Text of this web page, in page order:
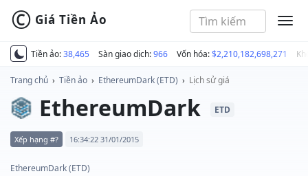
Tiền ảo:38,465 Sàn giao dịch:966 Vốn hóa:$2,210,182,698,271
© Giá Tiền Ảo
Trang chủ › Tiền ảo › EthereumDark (ETD) › Lịch sử giá
EthereumDark ETD
Xếp hạng #? 16:34:22 31/01/2015
EthereumDark (ETD)